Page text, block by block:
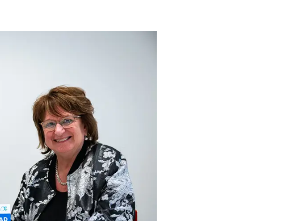
Uysal, voorzitter van de Nederlandse Vereniging voor Raadsleden